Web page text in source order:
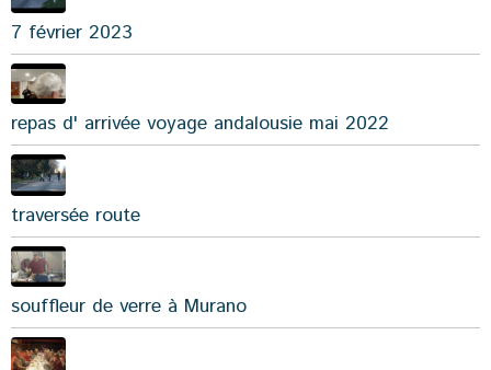
7 février 2023
repas d' arrivée voyage andalousie mai 2022
traversée route
souffleur de verre à Murano